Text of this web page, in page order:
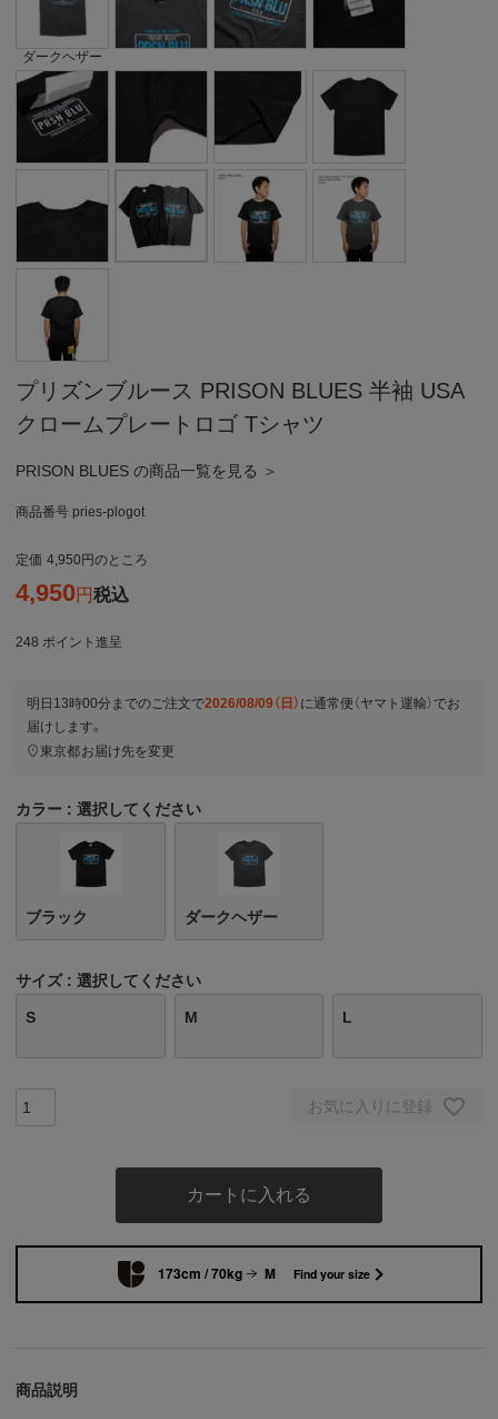
ダークヘザー
プリズンブルース PRISON BLUES 半袖 USA
クロームプレートロゴ Tシャツ
PRISON BLUES の商品一覧を見る ＞
商品番号 pries-plogot
定価 4,950 のところ
4,950 税込
248 ポイント進呈
明日 13時00分 までのご注文で2026/08/09（日） に通常便（ヤマト運輸） でお
届けします。
東京都お届け先を変更
カラー 選択してください
ブラック ダークヘザー
サイズ 選択してください
S M L
お気に入りに登録
カートに入れる
173cm / 70kg M Find your size
商品説明